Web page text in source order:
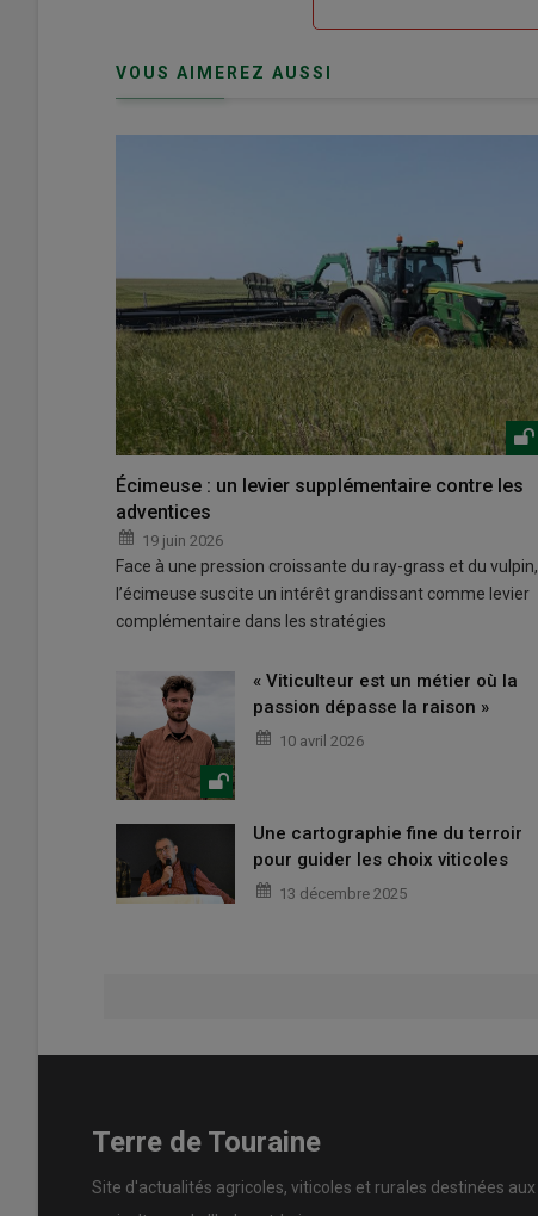
VOUS AIMEREZ AUSSI
Écimeuse : un levier supplémentaire contre les
adventices
19 juin 2026
Face à une pression croissante du ray-grass et du vulpin,
l’écimeuse suscite un intérêt grandissant comme levier
complémentaire dans les stratégies
« Viticulteur est un métier où la
passion dépasse la raison »
10 avril 2026
Une cartographie fine du terroir
pour guider les choix viticoles
13 décembre 2025
Terre de Touraine
Site d'actualités agricoles, viticoles et rurales destinées aux